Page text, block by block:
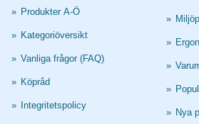
» Produkter A-Ö
» Kategoriöversikt
» Vanliga frågor (FAQ)
» Köpråd
» Integritetspolicy
»
»
»
»
» Nya